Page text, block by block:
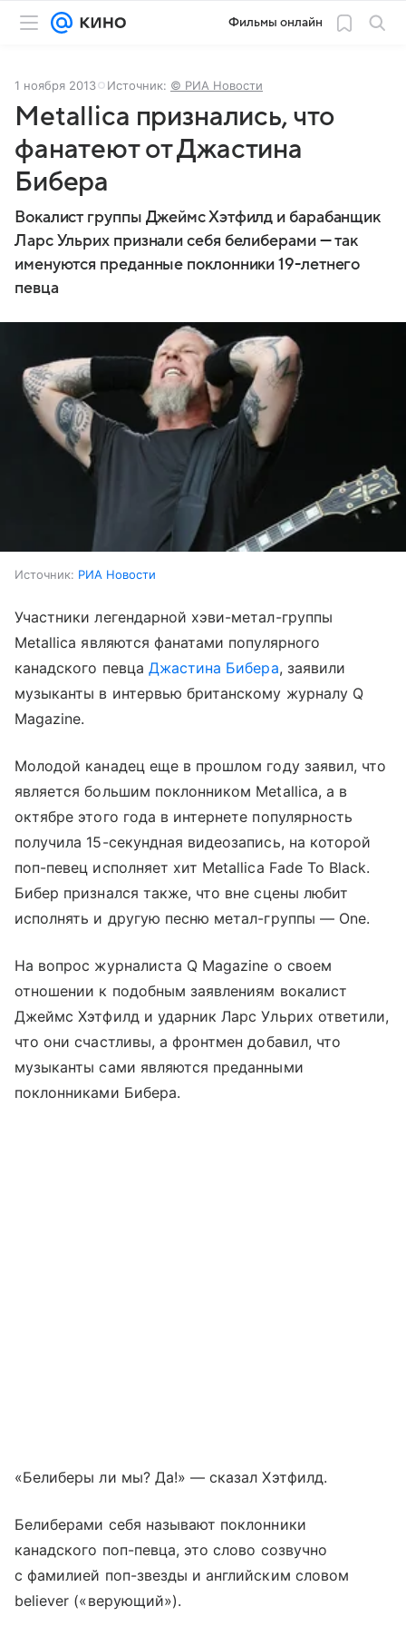
Фильмы онлайн
1 ноября 2013 Источник: © РИА Новости
Metallica признались, что
фанатеют от Джастина
Бибера
Вокалист группы Джеймс Хэтфилд и барабанщик
Ларс Ульрих признали себя белиберами — так
именуются преданные поклонники 19-летнего
певца
Источник: РИА Новости
Участники легендарной хэви-метал-группы
Metallica являются фанатами популярного
канадского певца Джастина Бибера, заявили
музыканты в интервью британскому журналу Q
Magazine.
Молодой канадец еще в прошлом году заявил, что
является большим поклонником Metallica, а в
октябре этого года в интернете популярность
получила 15-секундная видеозапись, на которой
поп-певец исполняет хит Metallica Fade To Black.
Бибер признался также, что вне сцены любит
исполнять и другую песню метал-группы — One.
На вопрос журналиста Q Magazine о своем
отношении к подобным заявлениям вокалист
Джеймс Хэтфилд и ударник Ларс Ульрих ответили,
что они счастливы, а фронтмен добавил, что
музыканты сами являются преданными
поклонниками Бибера.
«Белиберы ли мы? Да!» — сказал Хэтфилд.
Белиберами себя называют поклонники
канадского поп-певца, это слово созвучно
с фамилией поп-звезды и английским словом
believer («верующий»).